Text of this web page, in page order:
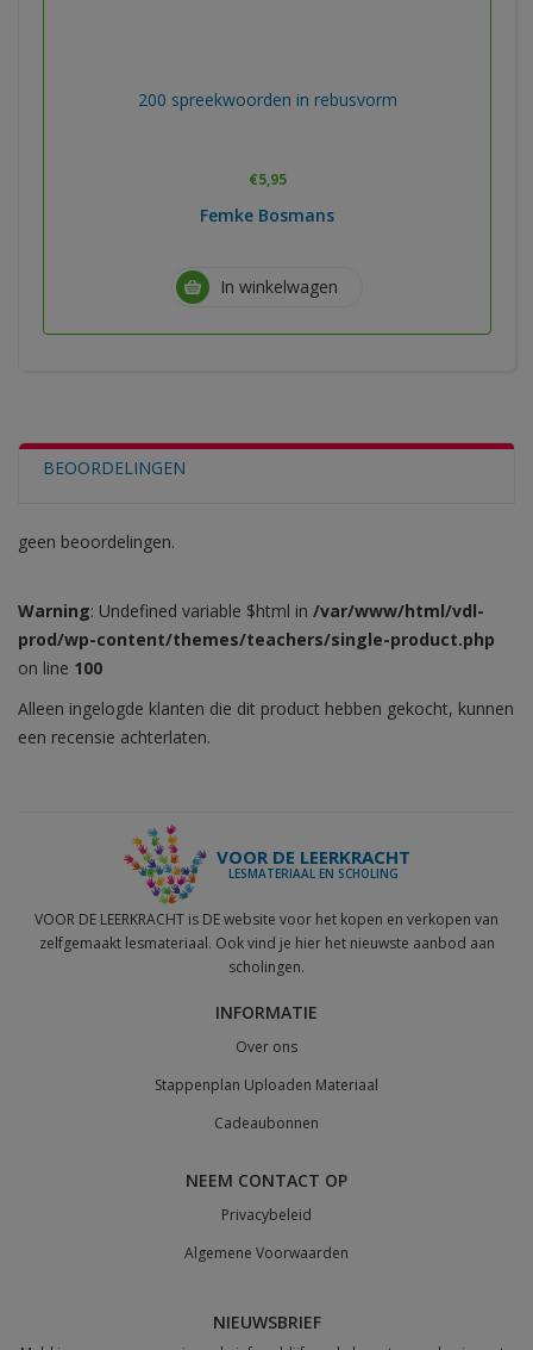
200 spreekwoorden in rebusvorm
€5,95
Femke Bosmans
In winkelwagen
BEOORDELINGEN
geen beoordelingen.
Warning: Undefined variable $html in /var/www/html/vdl-
prod/wp-content/themes/teachers/single-product.php
on line 100
Alleen ingelogde klanten die dit product hebben gekocht, kunnen
een recensie achterlaten.
VOOR DE LEERKRACHT
LESMATERIAAL EN SCHOLING
VOOR DE LEERKRACHT is DE website voor het kopen en verkopen van
zelfgemaakt lesmateriaal. Ook vind je hier het nieuwste aanbod aan
scholingen.
INFORMATIE
Over ons
Stappenplan Uploaden Materiaal
Cadeaubonnen
NEEM CONTACT OP
Privacybeleid
Algemene Voorwaarden
NIEUWSBRIEF